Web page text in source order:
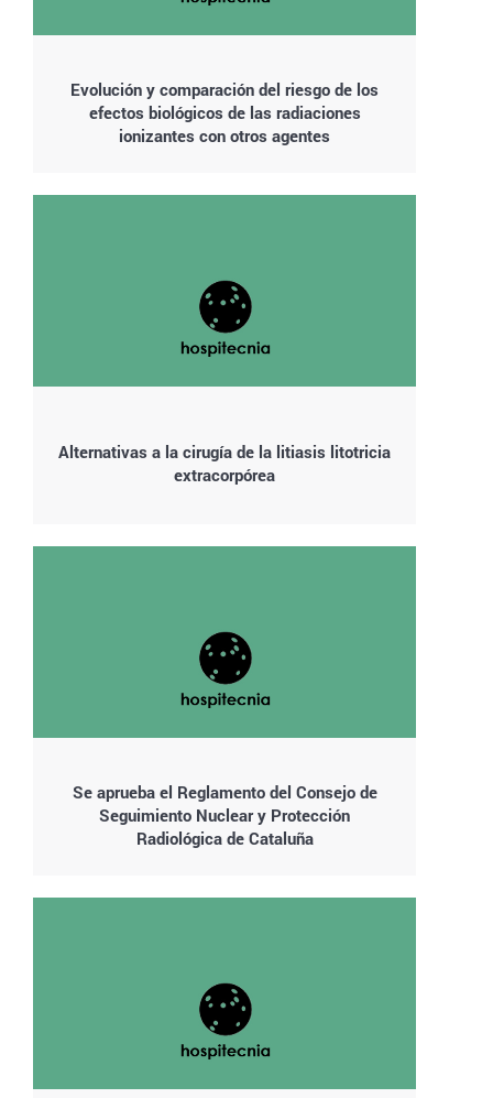
Evolución y comparación del riesgo de los
efectos biológicos de las radiaciones
ionizantes con otros agentes
Alternativas a la cirugía de la litiasis litotricia
extracorpórea
Se aprueba el Reglamento del Consejo de
Seguimiento Nuclear y Protección
Radiológica de Cataluña